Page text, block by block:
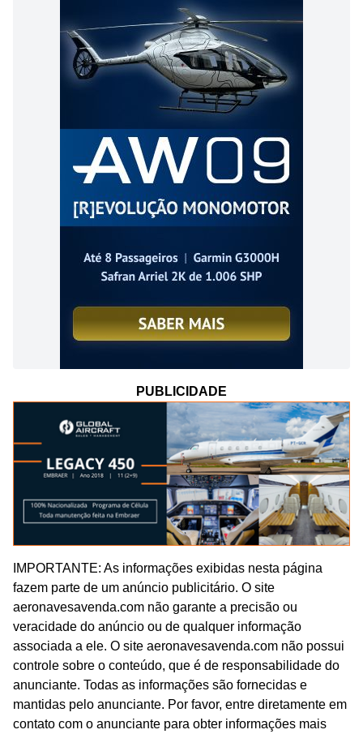
PUBLICIDADE
IMPORTANTE: As informações exibidas nesta página
fazem parte de um anúncio publicitário. O site
aeronavesavenda.com não garante a precisão ou
veracidade do anúncio ou de qualquer informação
associada a ele. O site aeronavesavenda.com não possui
controle sobre o conteúdo, que é de responsabilidade do
anunciante. Todas as informações são fornecidas e
mantidas pelo anunciante. Por favor, entre diretamente em
contato com o anunciante para obter informações mais